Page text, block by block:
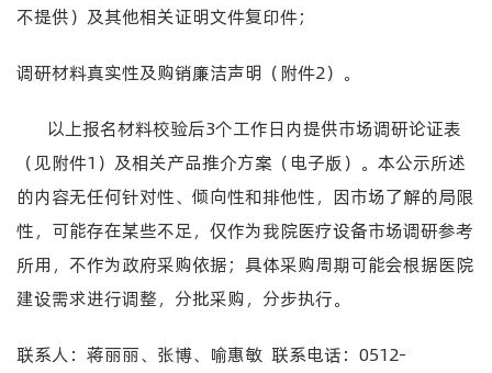
不提供）及其他相关证明文件复印件；
调研材料真实性及购销廉洁声明（附件2）。
以上报名材料校验后3个工作日内提供市场调研论证表
（见附件1）及相关产品推介方案（电子版）。 本公示所述
的内容无任何针对性、倾向性和排他性，因市场了解的局限
性，可能存在某些不足，仅作为我院医疗设备市场调研参考
所用， 不作为政府采购依据；具体采购周期可能会根据医院
建设需求进行调整，分批采购，分步执行。
联系人：蒋丽丽、张博、喻惠敏 联系电话：0512-